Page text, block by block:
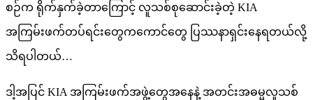
စဉ်က ရိုက်နှက်ခဲ့တာကြောင့် လူသစ်စုဆောင်းခဲ့တဲ့ KIA
အကြမ်းဖက်တပ်ရင်းတွေကကောင်တွေ ပြဿနာရှင်းနေရတယ်လို့
သိရပါတယ်…
ဒါ့အပြင် KIA အကြမ်းဖက်အဖွဲ့တွေအနေနဲ့ အတင်းအဓမ္မလူသစ်